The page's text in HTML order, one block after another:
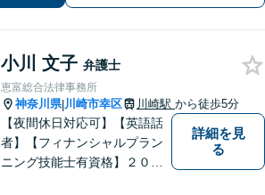
サポートします。
小川 文子 弁護士
恵富総合法律事務所
神奈川県|川崎市幸区 川崎駅 から徒歩5分
【夜間休日対応可】【英語話
者】【フィナンシャルプラン
ニング技能士有資格】２０年
詳細を見
る